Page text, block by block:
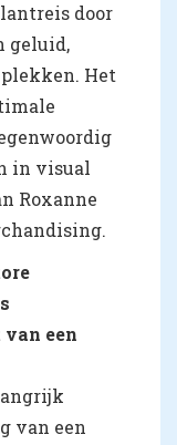
door
geluid,
Het
in visual
Roxanne
een
van een